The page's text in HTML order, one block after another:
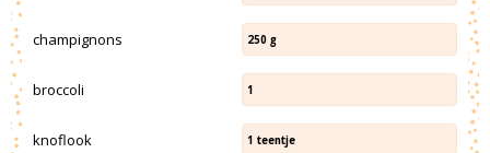
champignons 250 g
broccoli 1
knoflook 1 teentje